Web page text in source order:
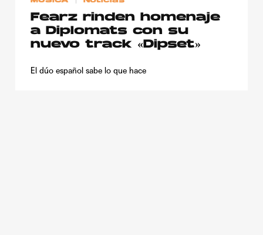
© 2015-2022 UMOMAG. PROPIEDAD DE UMO agency. TODOS LOS
DERECHOS RESERVADOS.
Fearz rinden homenaje
a Diplomats con su
nuevo track «Dipset»
El dúo español sabe lo que hace